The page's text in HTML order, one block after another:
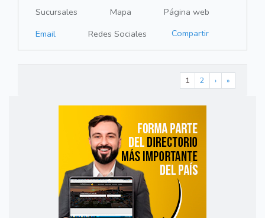
Sucursales Mapa
Página web
Email
Redes Sociales Compartir
1 2 › »